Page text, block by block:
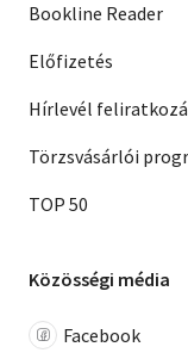
Bookline Reader
Előfizetés
Hírlevél
Törzsvásárlói
TOP 50
Közösségi média
Facebook